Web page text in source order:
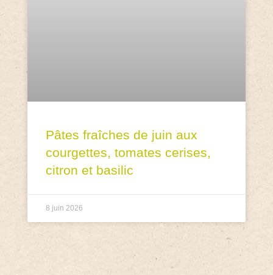
Pâtes fraîches de juin aux
courgettes, tomates cerises,
citron et basilic
8 juin 2026